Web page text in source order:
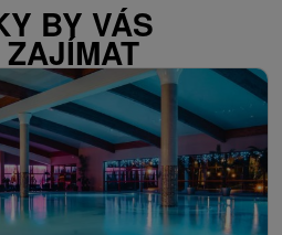
BY VÁS